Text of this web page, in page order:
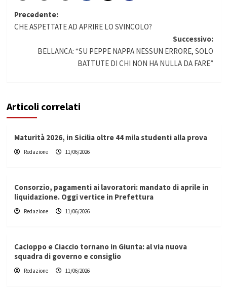
Navigazione
Precedente:
CHE ASPETTATE AD APRIRE LO SVINCOLO?
Successivo:
BELLANCA: “SU PEPPE NAPPA NESSUN ERRORE, SOLO
BATTUTE DI CHI NON HA NULLA DA FARE”
Articoli correlati
Maturità 2026, in Sicilia oltre 44 mila studenti alla prova
Redazione 11/06/2026
Consorzio, pagamenti ai lavoratori: mandato di aprile in
liquidazione. Oggi vertice in Prefettura
Redazione 11/06/2026
Cacioppo e Ciaccio tornano in Giunta: al via nuova
squadra di governo e consiglio
Redazione 11/06/2026